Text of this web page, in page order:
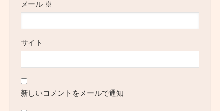
メール ※
サイト
新しいコメントをメールで通知